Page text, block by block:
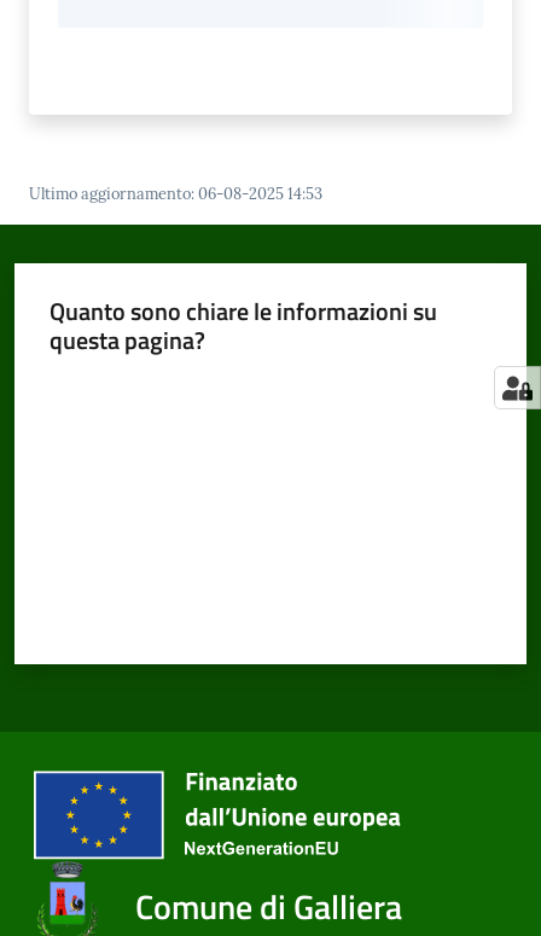
Ultimo aggiornamento:06-08-2025 14:53
Quanto sono chiare le informazioni su
questa pagina?
Comune di Galliera